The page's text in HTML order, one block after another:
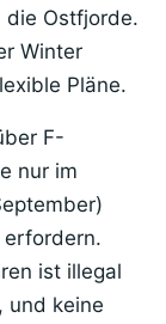
die Ostfjorde.
Winter
Pläne.
F-
nur im
ist illegal
und keine